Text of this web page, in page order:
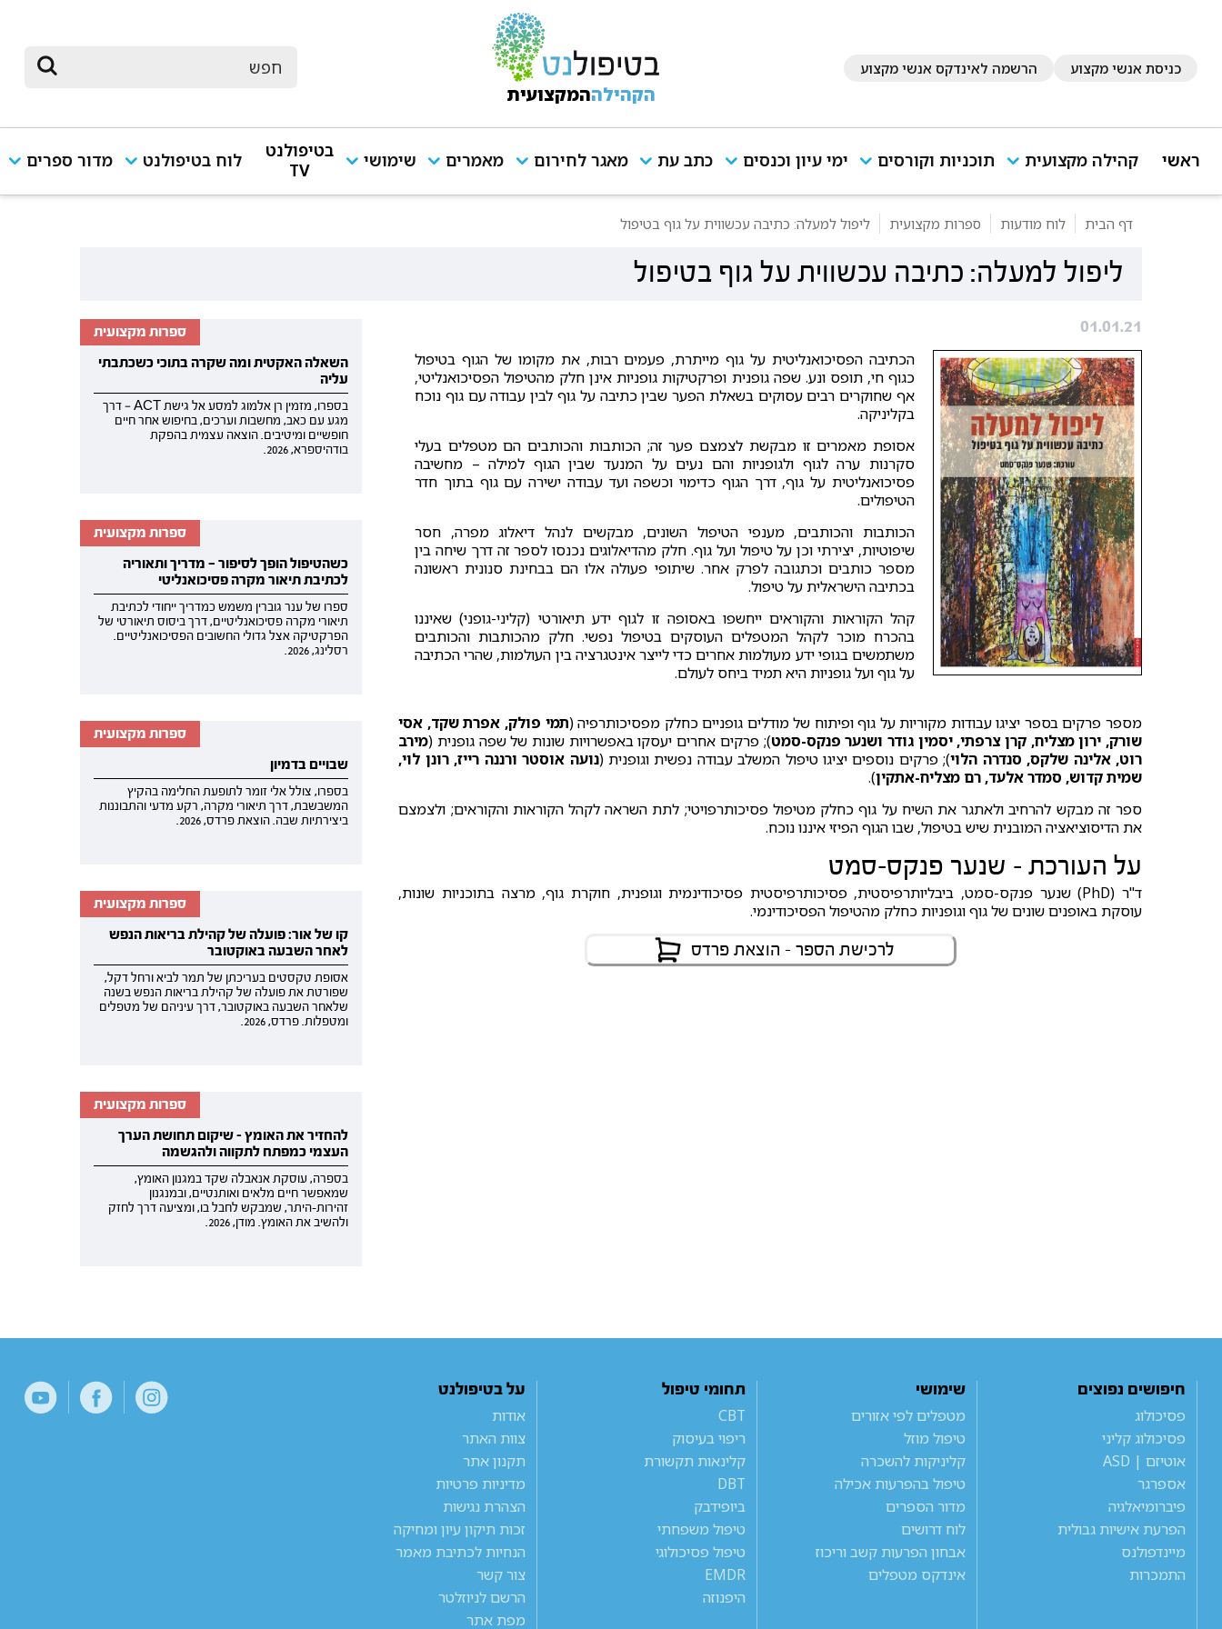
כניסת אנשי מקצוע הרשמה לאינדקס אנשי מקצוע
הקהילההמקצועית
ראשי קהילה מקצועית תוכניות וקורסים ימי עיון וכנסים כתב עת מאגר לחירום מאמרים שימושי
בטיפולנט
TV
לוח בטיפולנט מדור ספרים
דף הבית לוח מודעות ספרות מקצועית ליפול למעלה: כתיבה עכשווית על גוף בטיפול
ליפול למעלה: כתיבה עכשווית על גוף בטיפול
01.01.21
הכתיבה הפסיכואנליטית על גוף מייתרת, פעמים רבות, את מקומו של הגוף בטיפול
כגוף חי, תופס ונע. שפה גופנית ופרקטיקות גופניות אינן חלק מהטיפול הפסיכואנליטי,
אף שחוקרים רבים עסוקים בשאלת הפער שבין כתיבה על גוף לבין עבודה עם גוף נוכח
בקליניקה.
אסופת מאמרים זו מבקשת לצמצם פער זה; הכותבות והכותבים הם מטפלים בעלי
סקרנות ערה לגוף ולגופניות והם נעים על המנעד שבין הגוף למילה – מחשיבה
פסיכואנליטית על גוף, דרך הגוף כדימוי וכשפה ועד עבודה ישירה עם גוף בתוך חדר
הטיפולים.
הכותבות והכותבים, מענפי הטיפול השונים, מבקשים לנהל דיאלוג מפרה, חסר
שיפוטיות, יצירתי וכן על טיפול ועל גוף. חלק מהדיאלוגים נכנסו לספר זה דרך שיחה בין
מספר כותבים וכתגובה לפרק אחר. שיתופי פעולה אלו הם בבחינת סנונית ראשונה
בכתיבה הישראלית על טיפול.
קהל הקוראות והקוראים ייחשפו באסופה זו לגוף ידע תיאורטי (קליני-גופני) שאיננו
בהכרח מוכר לקהל המטפלים העוסקים בטיפול נפשי. חלק מהכותבות והכותבים
משתמשים בגופי ידע מעולמות אחרים כדי לייצר אינטגרציה בין העולמות, שהרי הכתיבה
על גוף ועל גופניות היא תמיד ביחס לעולם.
מספר פרקים בספר יציגו עבודות מקוריות על גוף ופיתוח של מודלים גופניים כחלק מפסיכותרפיה (תמי פולק, אפרת שקד, אסי
שורק, ירון מצליח, קרן צרפתי, יסמין גודר ושנער פנקס-סמט); פרקים אחרים יעסקו באפשרויות שונות של שפה גופנית (מירב
רוט, אלינה שלקס, סנדרה הלוי); פרקים נוספים יציגו טיפול המשלב עבודה נפשית וגופנית (נועה אוסטר ורננה רייז, רונן לוי,
שמית קדוש, סמדר אלעד, רם מצליח-אתקין).
ספר זה מבקש להרחיב ולאתגר את השיח על גוף כחלק מטיפול פסיכותרפויטי; לתת השראה לקהל הקוראות והקוראים; ולצמצם
את הדיסוציאציה המובנית שיש בטיפול, שבו הגוף הפיזי איננו נוכח.
על העורכת - שנער פנקס-סמט
ד"ר (PhD) שנער פנקס-סמט, ביבליותרפיסטית, פסיכותרפיסטית פסיכודינמית וגופנית, חוקרת גוף, מרצה בתוכניות שונות,
עוסקת באופנים שונים של גוף וגופניות כחלק מהטיפול הפסיכודינמי.
לרכישת הספר - הוצאת פרדס
ספרות מקצועית
השאלה האקטית ומה שקרה בתוכי כשכתבתי
עליה
בספרו, מזמין רן אלמוג למסע אל גישת ACT — דרך
מגע עם כאב, מחשבות וערכים, בחיפוש אחר חיים
חופשיים ומיטיבים. הוצאה עצמית בהפקת
בודהיספרא, 2026.
ספרות מקצועית
כשהטיפול הופך לסיפור — מדריך ותאוריה
לכתיבת תיאור מקרה פסיכואנליטי
ספרו של ענר גוברין משמש כמדריך ייחודי לכתיבת
תיאורי מקרה פסיכואנליטיים, דרך ביסוס תיאורטי של
הפרקטיקה אצל גדולי החשובים הפסיכואנליטיים.
רסלינג, 2026.
ספרות מקצועית
שבויים בדמיון
בספרו, צולל אלי זומר לתופעת החלימה בהקיץ
המשבשבת, דרך תיאורי מקרה, רקע מדעי והתבוננות
ביצירתיות שבה. הוצאת פרדס, 2026.
ספרות מקצועית
קו של אור: פועלה של קהילת בריאות הנפש
לאחר השבעה באוקטובר
אסופת טקסטים בעריכתן של תמר לביא ורחל דקל,
שפורטת את פועלה של קהילת בריאות הנפש בשנה
שלאחר השבעה באוקטובר, דרך עיניהם של מטפלים
ומטפלות. פרדס, 2026.
ספרות מקצועית
להחזיר את האומץ - שיקום תחושת הערך
העצמי כמפתח לתקווה ולהגשמה
בספרה, עוסקת אנאבלה שקד במגנון האומץ,
שמאפשר חיים מלאים ואותנטיים, ובמנגנון
זהירות-היתר, שמבקש לחבל בו, ומציעה דרך לחזק
ולהשיב את האומץ. מודן, 2026.
חיפושים נפוצים
פסיכולוג
פסיכולוג קליני
אוטיזם | ASD
אספרגר
פיברומיאלגיה
הפרעת אישיות גבולית
מיינדפולנס
התמכרות
שימושי
מטפלים לפי אזורים
טיפול מוזל
קליניקות להשכרה
טיפול בהפרעות אכילה
מדור הספרים
לוח דרושים
אבחון הפרעות קשב וריכוז
אינדקס מטפלים
תחומי טיפול
CBT
ריפוי בעיסוק
קלינאות תקשורת
DBT
ביופידבק
טיפול משפחתי
טיפול פסיכולוגי
EMDR
היפנוזה
על בטיפולנט
אודות
צוות האתר
תקנון אתר
מדיניות פרטיות
הצהרת נגישות
זכות תיקון עיון ומחיקה
הנחיות לכתיבת מאמר
צור קשר
הרשם לניוזלטר
מפת אתר